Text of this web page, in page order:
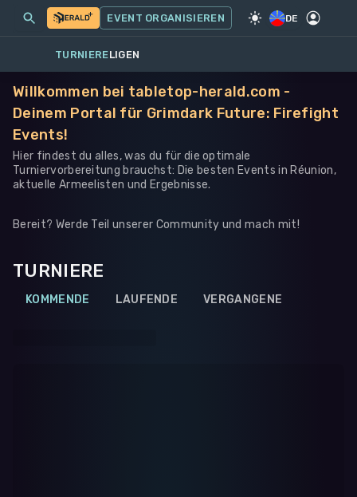
SPIEL·WARHAMMER 40K
MEINE EVENTS MEHR
EVENT ORGANISIEREN DE
TURNIERELIGEN
Willkommen bei tabletop-herald.com -
Deinem Portal für Grimdark Future: Firefight
Events!
Hier findest du alles, was du für die optimale
Turniervorbereitung brauchst: Die besten Events in Réunion,
aktuelle Armeelisten und Ergebnisse.
Bereit? Werde Teil unserer Community und mach mit!
TURNIERE
KOMMENDE LAUFENDE VERGANGENE